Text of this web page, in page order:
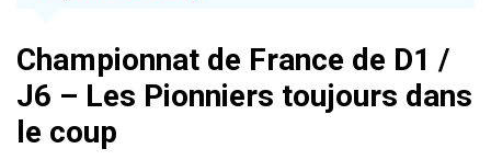
Championnat de France de D1 /
J6 – Les Pionniers toujours dans
le coup